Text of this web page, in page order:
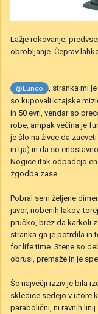
Lažje rokovanje,
obrobljanje. Čeprav
@Lunco , stranka mi
so kupovali kitajske
in 50 evri, vendar so
robe, ampak večina je
je šlo na živce da
in tja) in da so
Nogice itak odpadejo
zgodba zase.
Pobral sem željene
javor, nobenih lakov,
pručko, brez da karkoli
stranka ga je potrdila in
for life time. Stene so
obrusi, premaže in je
Še največji izziv je bila
skledice sedejo v utore
parabolični, ni ravnih